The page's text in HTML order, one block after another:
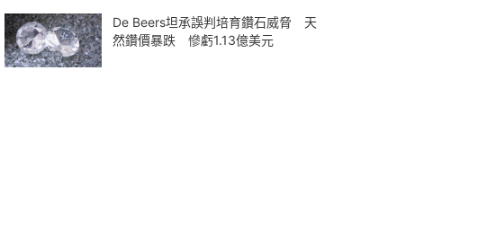
De Beers坦承誤判培育鑽石威脅 天
然鑽價暴跌 慘虧1.13億美元